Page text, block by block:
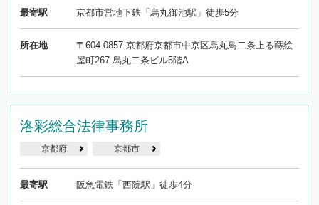
最寄駅 京都市営地下鉄「烏丸御池駅」徒歩5分
所在地
〒604-0857 京都府京都市中京区烏丸鳥二条上る蒔絵
屋町267 烏丸二条ビル5階A
洛彩総合法律事務所
京都府 京都市
最寄駅 阪急電鉄「西院駅」徒歩4分